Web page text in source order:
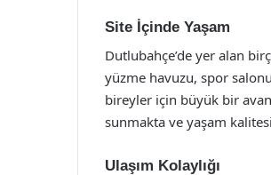
Site İçinde Yaşam
Dutlubahçe’de yer alan
yüzme havuzu, spor
bireyler için büyük bir
sunmakta ve yaşam
Ulaşım Kolaylığı